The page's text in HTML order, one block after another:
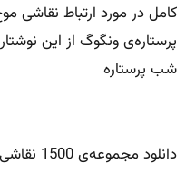
کامل در مورد ارتباط نقاشی
پرستاره‌ی ونگوگ از این
شب پرستاره
دانلود مجموعه‌ی 1500 نقاشی با کیفیت بالا